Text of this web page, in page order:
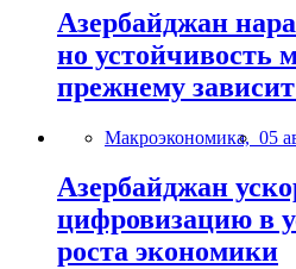
Азербайджан
но устойчивость
прежнему
Макроэкономика, 05
Азербайджан
цифровизацию в
роста экономики